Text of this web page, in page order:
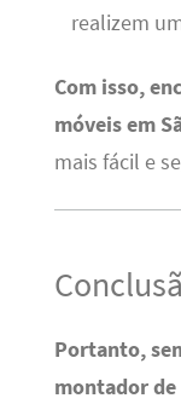
realizem
Com isso,
móveis em
mais fácil e
Portanto,
montador de